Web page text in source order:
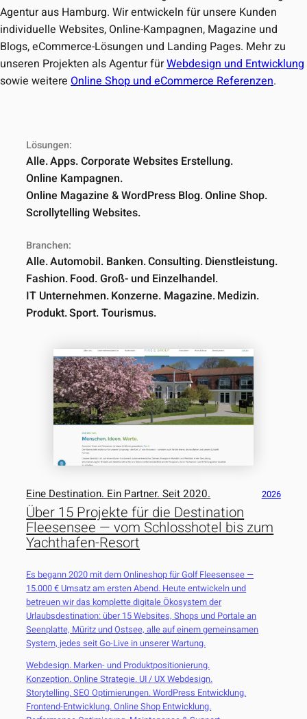
Agentur aus Hamburg. Wir entwickeln für unsere Kunden
individuelle Websites, Online-Kampagnen, Magazine und
Blogs, eCommerce-Lösungen und Landing Pages. Mehr zu
unseren Projekten als Agentur fürWebdesign und Entwicklung
sowie weitereOnline Shop und eCommerce Referenzen.
Lösungen:
Alle Apps Corporate Websites Erstellung
Online Kampagnen
Online Magazine & WordPress Blog Online Shop
Scrollytelling Websites
Branchen:
Alle Automobil Banken Consulting Dienstleistung
Fashion Food Groß- und Einzelhandel
IT Unternehmen Konzerne Magazine Medizin
Produkt Sport Tourismus
Eine Destination. Ein Partner. Seit 2020. 2026
Über 15 Projekte für die Destination
Fleesensee — vom Schlosshotel bis zum
Yachthafen-Resort
Es begann 2020 mit dem Onlineshop für Golf Fleesensee —
15.000 € Umsatz am ersten Abend. Heute entwickeln und
betreuen wir das komplette digitale Ökosystem der
Urlaubsdestination: über 15 Websites, Shops und Portale an
Seenplatte, Müritz und Ostsee, alle auf einem gemeinsamen
System, jedes seit Go-Live in unserer Wartung.
Webdesign. Marken- und Produktpositionierung.
Konzeption. Online Strategie. UI / UX Webdesign.
Storytelling. SEO Optimierungen. WordPress Entwicklung.
Frontend-Entwicklung. Online Shop Entwicklung.